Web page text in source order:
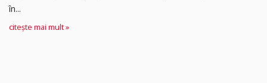
în...
citește mai mult »